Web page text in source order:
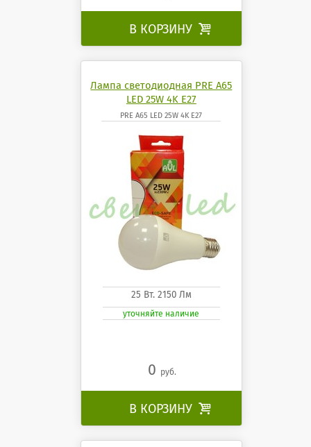
В КОРЗИНУ 
Лампа светодиодная PRE A65
LED 25W 4K E27
PRE A65 LED 25W 4K E27
25 Вт. 2150 Лм
уточняйте наличие
0 руб.
В КОРЗИНУ 